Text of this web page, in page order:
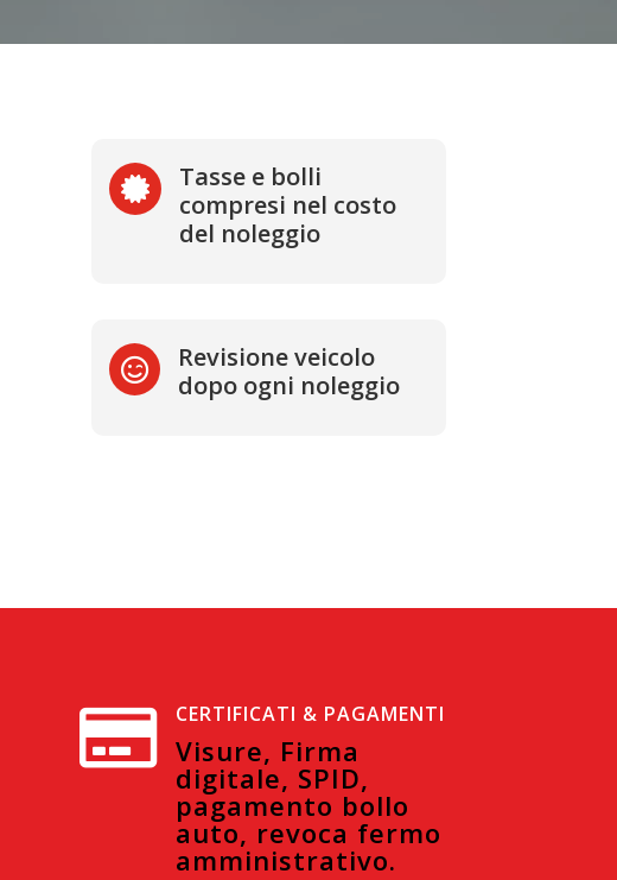

Tasse e bolli
compresi nel costo
del noleggio

Revisione veicolo
dopo ogni noleggio
 CERTIFICATI & PAGAMENTI
Visure, Firma
digitale, SPID,
pagamento bollo
auto, revoca fermo
amministrativo.